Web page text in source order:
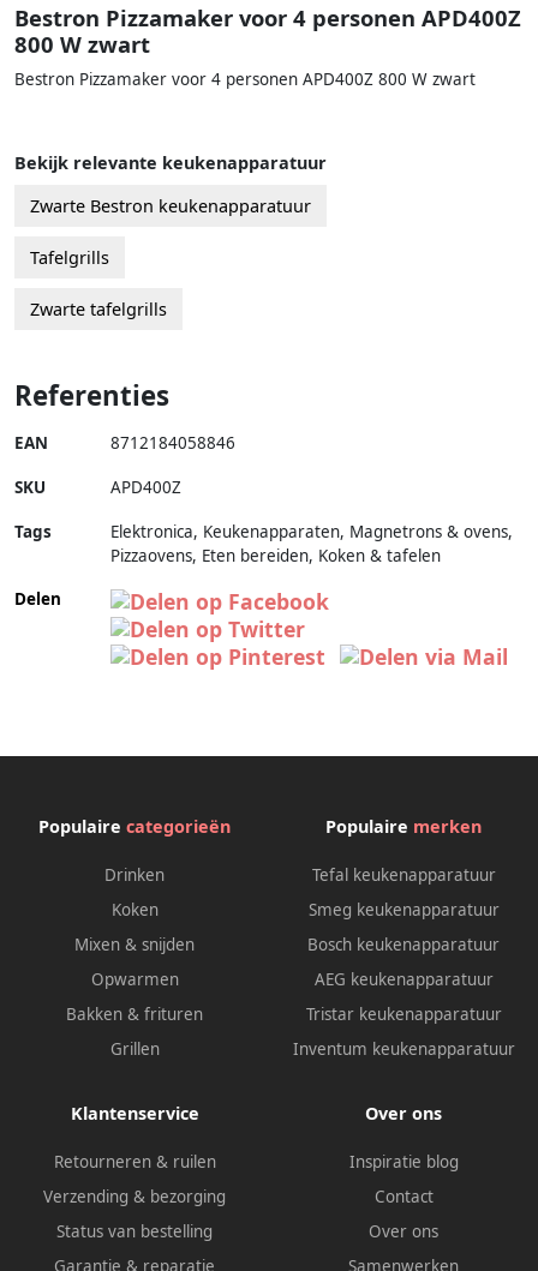
Bestron Pizzamaker voor 4 personen APD400Z
800 W zwart
Bestron Pizzamaker voor 4 personen APD400Z 800 W zwart
Bekijk relevante keukenapparatuur
Zwarte Bestron keukenapparatuur
Tafelgrills
Zwarte tafelgrills
Referenties
EAN 8712184058846
SKU APD400Z
Tags
Elektronica, Keukenapparaten, Magnetrons & ovens,
Pizzaovens, Eten bereiden, Koken & tafelen
Delen
Populaire categorieën
Drinken
Koken
Mixen & snijden
Opwarmen
Bakken & frituren
Grillen
Populaire merken
Tefal keukenapparatuur
Smeg keukenapparatuur
Bosch keukenapparatuur
AEG keukenapparatuur
Tristar keukenapparatuur
Inventum keukenapparatuur
Klantenservice
Retourneren & ruilen
Verzending & bezorging
Status van bestelling
Garantie & reparatie
Over ons
Inspiratie blog
Contact
Over ons
Samenwerken